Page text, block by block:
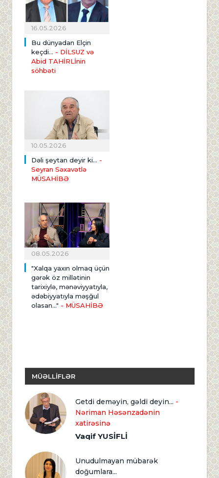
16.05.2026
Bu dünyadan Elçin
keçdi... - DİLSUZ və
Abid TAHİRLİnin
söhbəti
10.05.2026
Dəli şeytan deyir ki... -
Seyran Səxavətlə
MÜSAHİBƏ
08.05.2026
"Xalqa yaxın olmaq üçün
gərək öz millətinin
tarixiylə, mənəviyyatıyla,
ədəbiyyatıyla məşğul
olasan..." - MÜSAHİBƏ
MÜƏLLİFLƏR
Getdi deməyin, gəldi deyin... -
Nəriman Həsənzadənin
xatirəsinə
Vaqif YUSİFLİ
Unudulmayan mübarək
doğumlara...